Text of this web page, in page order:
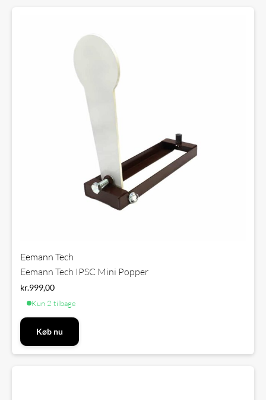
Eemann Tech
Eemann Tech IPSC Mini Popper
kr.999,00
Kun 2 tilbage
Køb nu